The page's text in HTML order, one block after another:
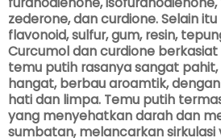
zederone, dan curdione. Selain
flavonoid, sulfur, gum, resin,
Curcumol dan curdione
temu putih rasanya sangat
hangat, berbau aroamtik,
hati dan limpa. Temu putih
yang menyehatkan darah dan
sumbatan, melancarkan